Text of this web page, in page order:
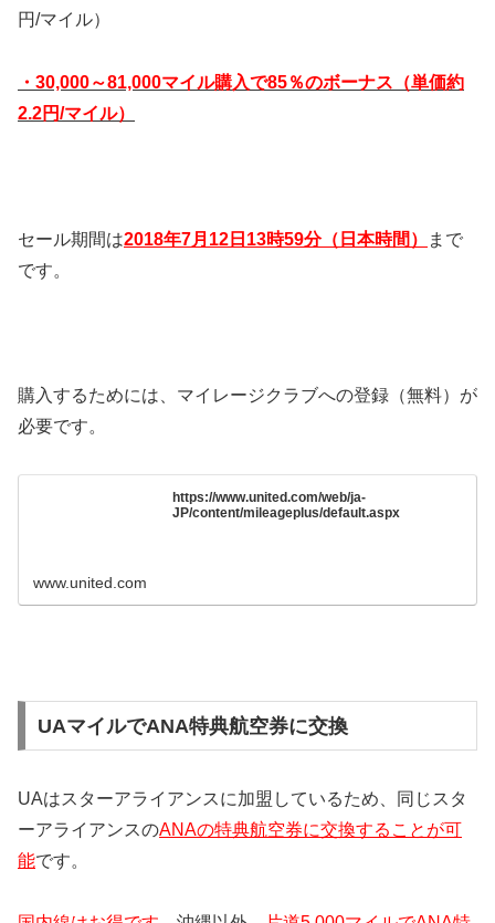
円/マイル）
・30,000～81,000マイル購入で85％のボーナス（単価約
2.2円/マイル）
セール期間は2018年7月12日13時59分（日本時間）
まで
です。
購入するためには、マイレージクラブへの登録（無料）が
必要です。
https://www.united.com/web/ja-
JP/content/mileageplus/default.aspx
www.united.com
UAマイルでANA特典航空券に交換
UAはスターアライアンスに加盟しているため、同じスタ
ーアライアンスのANAの特典航空券に交換することが可
能です。